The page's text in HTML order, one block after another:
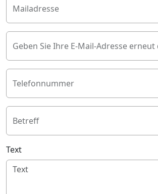
Mailadresse
Geben Sie Ihre E-Mail-Adresse erneut
Telefonnummer
Betreff
Text